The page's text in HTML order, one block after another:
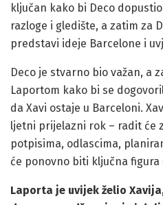
ključan kako bi Deco
razloge i gledište, a zatim za
predstavi ideje Barcelone i
Deco je stvarno bio važan, a
Laportom kako bi se
da Xavi ostaje u Barceloni.
ljetni prijelazni rok – radit će
potpisima, odlascima,
će ponovno biti ključna figura
Laporta je uvijek želio